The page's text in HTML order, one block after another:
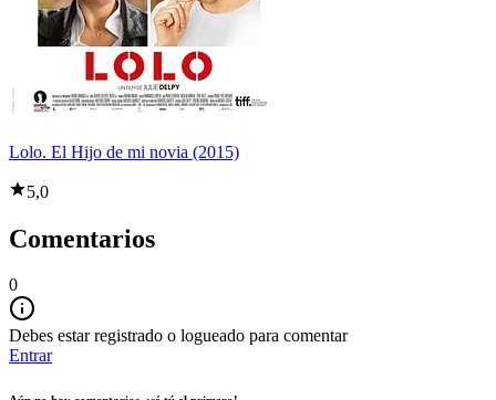
Lolo. El Hijo de mi novia (2015)
5,0
Comentarios
0
Debes estar registrado o logueado para comentar
Entrar